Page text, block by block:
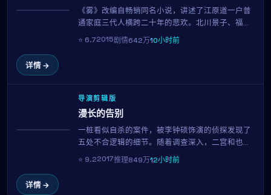
《雾》改编自畅销同名小说，讲述了江原道一户普
通家庭三代人横跨二十年的悲欢。北川景子、福山
雅治、韩素希三位实力派演员贡献了教科书级表
演。新海诚用平实的镜头记录时代变迁中的小人物
⭐6.72015剧情642万10小时前
详情 →
导演剪辑版
漫长的告别
一桩看似自杀的案件，被李钟硕饰演的侦探发现了
五处不合逻辑的细节。随着调查深入，二宫和也所
代表的当事人方逐渐成为唯一指向。这是一场关于
动机与人性的智力博弈，全片每一个镜头都暗藏伏
⭐ 9.22017推理849万12小时前
详情 →